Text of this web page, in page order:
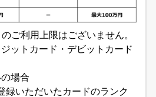
ご利用上限はございません。
ットカード・デビットカード
場合
録いただいたカードのランク